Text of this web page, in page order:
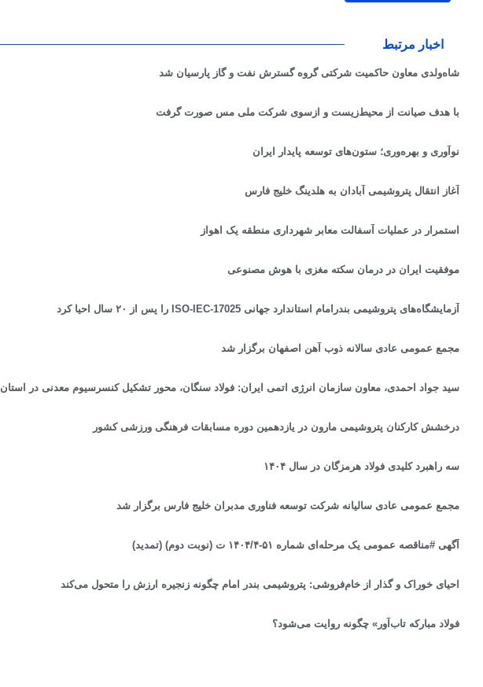
اخبار مرتبط
شاه‌ولدی معاون حاکمیت شرکتی گروه گسترش نفت و گاز پارسیان شد
با هدف صیانت از محیط‌زیست و ازسوی شرکت ملی مس صورت گرفت
نوآوری و بهره‌وری؛ ستون‌های توسعه پایدار ایران
آغاز انتقال پتروشیمی آبادان به هلدینگ خلیج فارس
استمرار در عملیات آسفالت معابر شهرداری منطقه یک اهواز
موفقیت ایران در درمان سکته مغزی با هوش مصنوعی
آزمایشگاه‌های پتروشیمی بندرامام استاندارد جهانی ISO-IEC-17025 را پس از ۲۰ سال احیا کرد
مجمع عمومی عادی سالانه ذوب آهن اصفهان برگزار شد
سید جواد احمدی، معاون سازمان انرژی اتمی ایران: فولاد سنگان، محور تشکیل کنسرسیوم معدنی در استان
درخشش کارکنان پتروشیمی مارون در یازدهمین دوره مسابقات فرهنگی ورزشی کشور
سه راهبرد کلیدی فولاد هرمزگان در سال ۱۴۰۴
مجمع عمومی عادی سالیانه شرکت توسعه فناوری مدبران خلیج فارس برگزار شد
آگهی #مناقصه عمومی یک مرحله‌ای شماره ۵۱-۱۴۰۴/۴ ت (نوبت دوم) (تمدید)
احیای خوراک و گذار از خام‌فروشی: پتروشیمی بندر امام چگونه زنجیره ارزش را متحول می‌کند
فولاد مبارکه تاب‌آور» چگونه روایت می‌شود؟